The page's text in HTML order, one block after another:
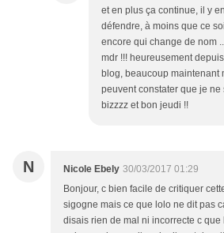
et en plus ça continue, il y
défendre, à moins que ce
encore qui change de nom
mdr !!! heureusement
blog, beaucoup maintenant
peuvent constater que je ne
bizzzz et bon jeudi !!
N Nicole Ebely 30/03/2017 01:29
Bonjour, c bien facile de critiquer
sigogne mais ce que lolo ne dit pas
disais rien de mal ni incorrecte c